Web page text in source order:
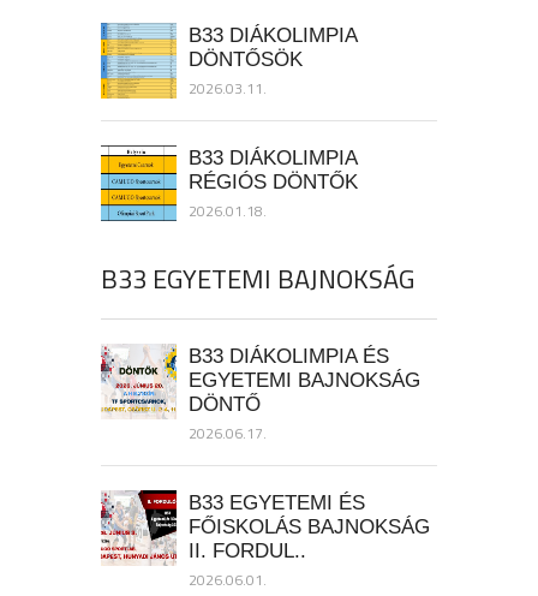
B33 DIÁKOLIMPIA
DÖNTŐSÖK
2026.03.11.
B33 DIÁKOLIMPIA
RÉGIÓS DÖNTŐK
2026.01.18.
B33 EGYETEMI BAJNOKSÁG
B33 DIÁKOLIMPIA ÉS
EGYETEMI BAJNOKSÁG
DÖNTŐ
2026.06.17.
B33 EGYETEMI ÉS
FŐISKOLÁS BAJNOKSÁG
II. FORDUL..
2026.06.01.